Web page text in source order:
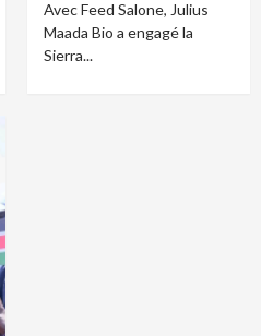
Avec Feed Salone, Julius
Maada Bio a engagé la
Sierra...